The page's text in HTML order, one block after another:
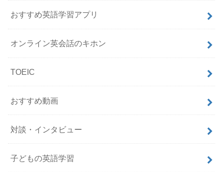
おすすめ英語学習アプリ
オンライン英会話のキホン
TOEIC
おすすめ動画
対談・インタビュー
子どもの英語学習